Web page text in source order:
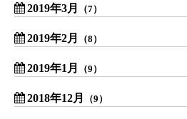
2019年3月 （7）
2019年2月 （8）
2019年1月 （9）
2018年12月 （9）